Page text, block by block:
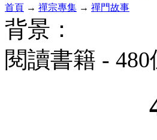
首頁 → 禪宗專集 → 禪門故事
背景：
閱讀書籍 -